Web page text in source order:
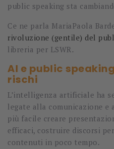
public speaking sta
Ce ne parla MariaPaola
rivoluzione (gentile) del
libreria per LSWR.
AI e public
rischi
L’intelligenza artificiale ha
legate alla comunicazione e
più facile creare
efficaci, costruire discorsi
contenuti in poco tempo.